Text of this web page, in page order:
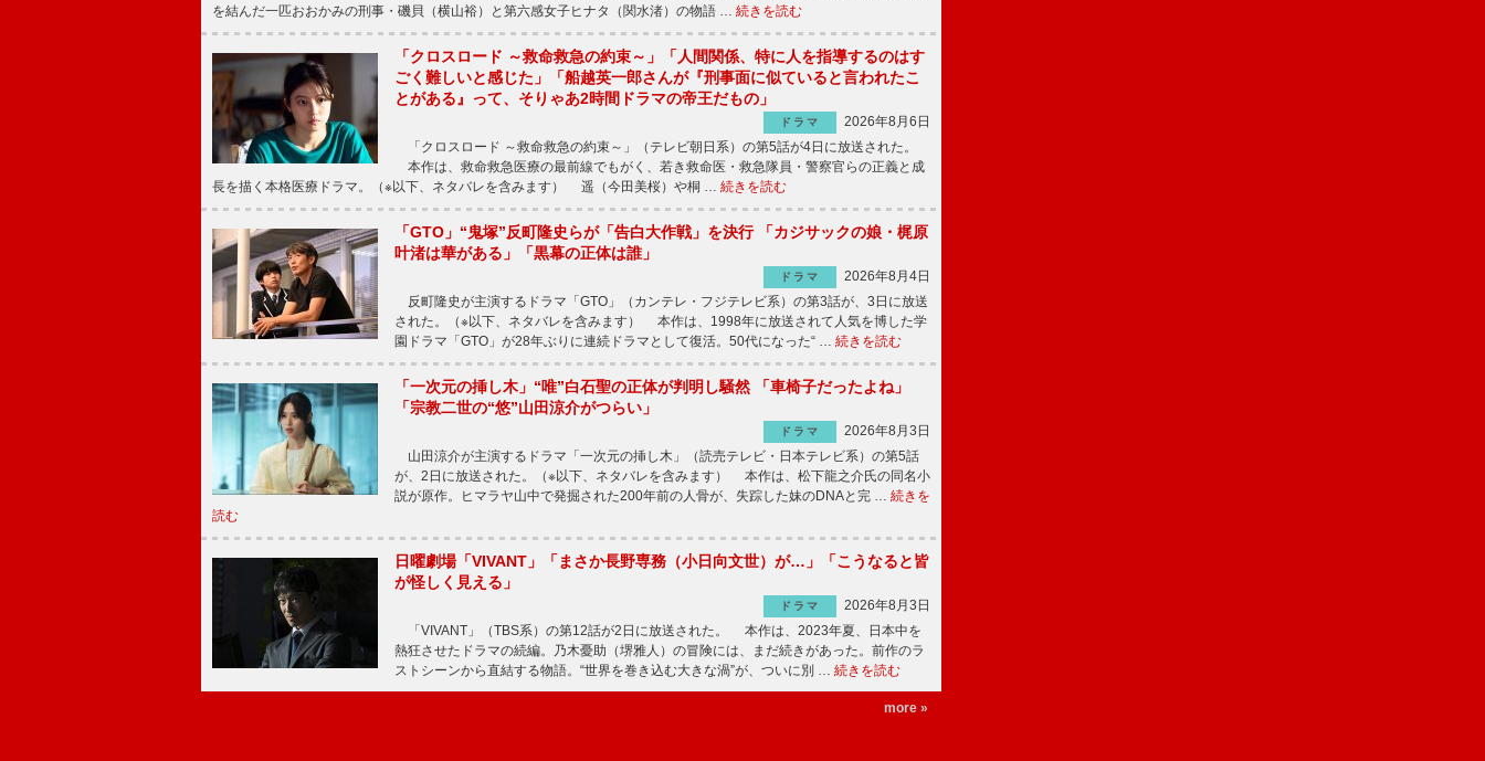
を結んだ一匹おおかみの刑事・磯貝（横山裕）と第六感女子ヒナタ（関水渚）の物語 … 続きを読む
「クロスロード ～救命救急の約束～」「人間関係、特に人を指導するのはす
ごく難しいと感じた」「船越英一郎さんが『刑事面に似ていると言われたこ
とがある』って、そりゃあ2時間ドラマの帝王だもの」
ドラマ
2026年8月6日
「クロスロード ～救命救急の約束～」（テレビ朝日系）の第5話が4日に放送された。
本作は、救命救急医療の最前線でもがく、若き救命医・救急隊員・警察官らの正義と成
長を描く本格医療ドラマ。（※以下、ネタバレを含みます） 遥（今田美桜）や桐 … 続きを読む
「GTO」“鬼塚”反町隆史らが「告白大作戦」を決行 「カジサックの娘・梶原
叶渚は華がある」「黒幕の正体は誰」
ドラマ
2026年8月4日
反町隆史が主演するドラマ「GTO」（カンテレ・フジテレビ系）の第3話が、3日に放送
された。（※以下、ネタバレを含みます） 本作は、1998年に放送されて人気を博した学
園ドラマ「GTO」が28年ぶりに連続ドラマとして復活。50代になった“ … 続きを読む
「一次元の挿し木」“唯”白石聖の正体が判明し騒然 「車椅子だったよね」
「宗教二世の“悠”山田涼介がつらい」
ドラマ
2026年8月3日
山田涼介が主演するドラマ「一次元の挿し木」（読売テレビ・日本テレビ系）の第5話
が、2日に放送された。（※以下、ネタバレを含みます） 本作は、松下龍之介氏の同名小
説が原作。ヒマラヤ山中で発掘された200年前の人骨が、失踪した妹のDNAと完 … 続きを
読む
日曜劇場「VIVANT」「まさか長野専務（小日向文世）が…」「こうなると皆
が怪しく見える」
ドラマ
2026年8月3日
「VIVANT」（TBS系）の第12話が2日に放送された。 本作は、2023年夏、日本中を
熱狂させたドラマの続編。乃木憂助（堺雅人）の冒険には、まだ続きがあった。前作のラ
ストシーンから直結する物語。“世界を巻き込む大きな渦”が、ついに別 … 続きを読む
more »